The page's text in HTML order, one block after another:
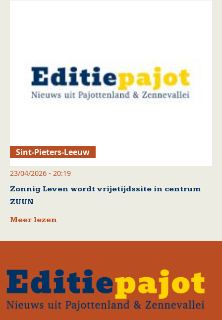
Sint-Pieters-Leeuw
23/04/2026 - 20:19
Zonnig Leven wordt vrijetijdssite in centrum
ZUUN
Meer lezen